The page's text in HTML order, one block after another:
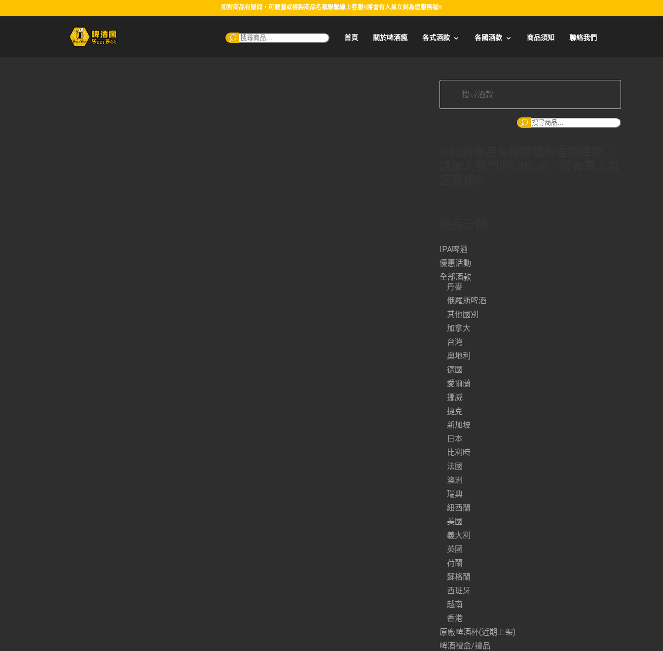
如對商品有疑問，可截圖或複製商品名稱聯繫線上客服!!將會有人員立刻為您服務喔!!
搜
尋：
首頁 關於啤酒瘋 各式酒款 各國酒款 商品須知 聯絡我們
搜
IPA啤酒
優惠活動
全部酒款
丹麥
俄羅斯啤酒
其他國別
加拿大
台灣
奧地利
德國
愛爾蘭
挪威
捷克
新加坡
日本
比利時
法國
澳洲
瑞典
紐西蘭
美國
義大利
英國
荷蘭
蘇格蘭
西班牙
越南
香港
原廠啤酒杯(近期上架)
啤酒禮盒/禮品